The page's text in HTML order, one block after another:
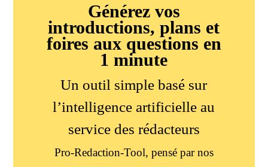
Générez vos
introductions, plans et
foires aux questions en
1 minute
Un outil simple basé sur
l’intelligence artificielle au
service des rédacteurs
Pro-Redaction-Tool, pensé par nos